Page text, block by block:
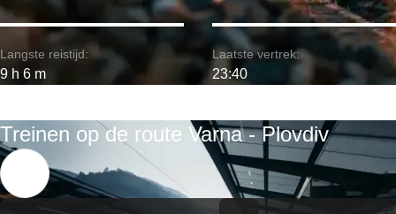
Langste reistijd:
9 h 6 m
Laatste vertrek:
23:40
Treinen op de route Varna - Plovdiv